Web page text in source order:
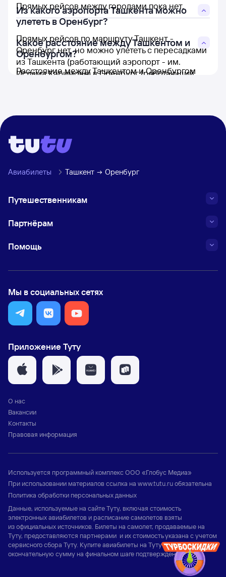
Прямых рейсов между городами пока нет.
Из какого аэропорта Ташкента можно
улететь в Оренбург?
Прямых рейсов по маршруту Ташкент -
Оренбург нет, но можно улететь с пересадками
из Ташкента (работающий аэропорт - им.
Ислама Каримова) в Оренбург (работающий
Какое расстояние между Ташкентом и
Оренбургом?
Расстояние между Ташкентом и Оренбургом
Авиабилеты Ташкент Оренбург
Путешественникам
Партнёрам
Помощь
Мы в социальных сетях
Приложение Туту
О нас
Вакансии
Контакты
Правовая информация
Используется программный комплексООО «Глобус Медиа»
При использовании материалов ссылка на www.tutu.ruобязательна
Политика обработки персональных данных
Данные, используемые на сайте Туту, включая стоимость
электронных авиабилетов и расписание самолетов взяты
из официальных источников. Билеты на самолет, продаваемые на
Туту, предоставляются партнерами и их стоимость указана с учетом
сервисного сбора Туту. Купите авиабилеты на Туту и узнайте
окончательную сумму на финальном шаге подтверждения заказа